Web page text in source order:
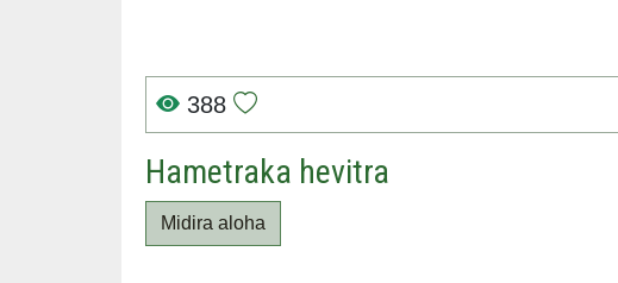
388
Hametraka hevitra
Midira aloha